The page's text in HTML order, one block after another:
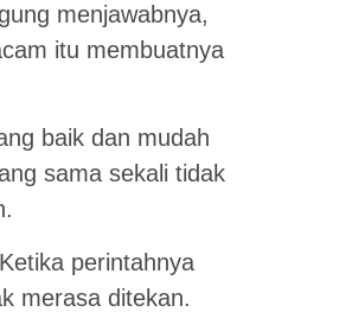
menjawabnya,
itu membuatnya
baik dan mudah
sama sekali tidak
perintahnya
merasa ditekan.